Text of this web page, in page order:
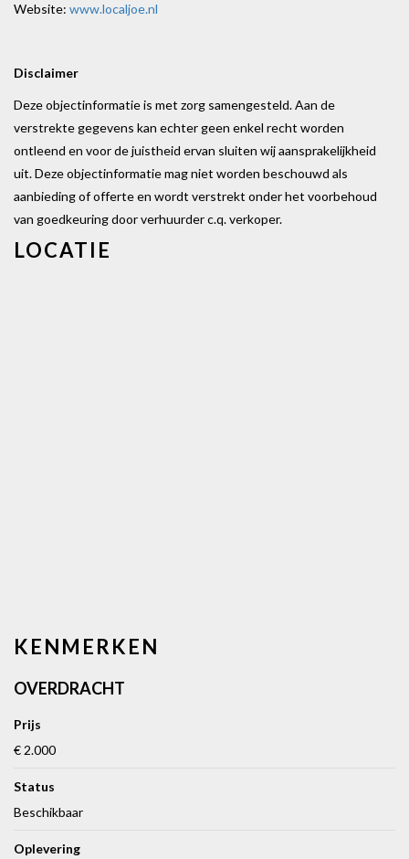
Website: www.localjoe.nl
Disclaimer
Deze objectinformatie is met zorg samengesteld. Aan de
verstrekte gegevens kan echter geen enkel recht worden
ontleend en voor de juistheid ervan sluiten wij aansprakelijkheid
uit. Deze objectinformatie mag niet worden beschouwd als
aanbieding of offerte en wordt verstrekt onder het voorbehoud
van goedkeuring door verhuurder c.q. verkoper.
LOCATIE
KENMERKEN
OVERDRACHT
Prijs
€ 2.000
Status
Beschikbaar
Oplevering